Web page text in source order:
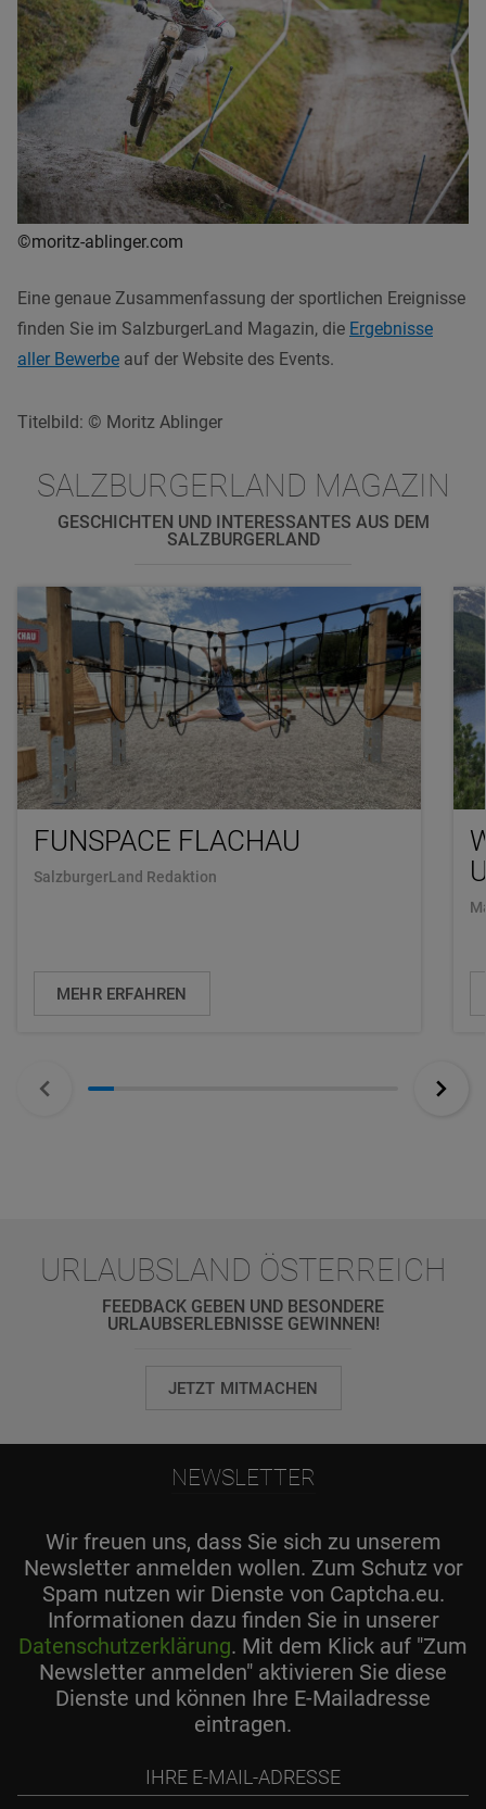
©moritz-ablinger.com
Eine genaue Zusammenfassung der sportlichen Ereignisse
finden Sie im SalzburgerLand Magazin, die Ergebnisse
aller Bewerbe auf der Website des Events.
Titelbild: © Moritz Ablinger
SALZBURGERLAND MAGAZIN
GESCHICHTEN UND INTERESSANTES AUS DEM
SALZBURGERLAND
FUNSPACE FLACHAU
SalzburgerLand Redaktion
MEHR ERFAHREN
URLAUBSLAND ÖSTERREICH
FEEDBACK GEBEN UND BESONDERE
URLAUBSERLEBNISSE GEWINNEN!
JETZT MITMACHEN
NEWSLETTER
Wir freuen uns, dass Sie sich zu unserem
Newsletter anmelden wollen. Zum Schutz vor
Spam nutzen wir Dienste von Captcha.eu.
Informationen dazu finden Sie in unserer
Datenschutzerklärung. Mit dem Klick auf "Zum
Newsletter anmelden" aktivieren Sie diese
Dienste und können Ihre E-Mailadresse
eintragen.
Mail-